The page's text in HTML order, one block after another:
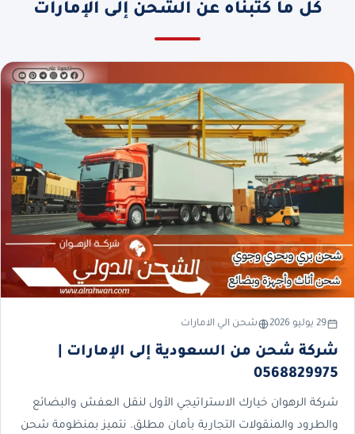
كل ما كتبناه عن الشحن إلى الإمارات
29 يوليو 2026 شحن الي الامارات
شركة شحن من السعودية إلى الإمارات |
0568829975
شركة الرهوان خيارك الاستراتيجي الأول لنقل العفش والبضائع
والطرود والمنقولات التجارية بأمان مطلق. نتميز بمنظومة شحن